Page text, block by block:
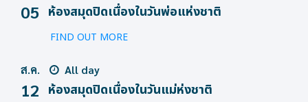
05 ห้องสมุดปิดเนื่องในวันพ่อแห่งชาติ
FIND OUT MORE
ส.ค.
12
All day
ห้องสมุดปิดเนื่องในวันแม่ห่งชาติ